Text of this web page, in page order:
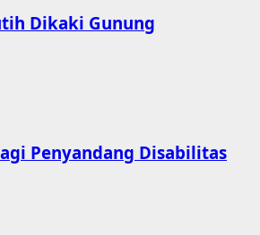
Dikaki Gunung
Penyandang Disabilitas